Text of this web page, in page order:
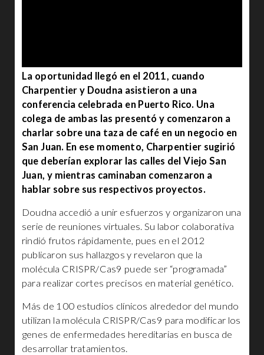
La oportunidad llegó en el 2011, cuando
Charpentier y Doudna asistieron a una
conferencia celebrada en Puerto Rico. Una
colega de ambas las presentó y comenzaron a
charlar sobre una taza de café en un negocio en
San Juan. En ese momento, Charpentier sugirió
que deberían explorar las calles del Viejo San
Juan, y mientras caminaban comenzaron a
hablar sobre sus respectivos proyectos.
Doudna accedió a unir esfuerzos y organizaron una
serie de reuniones virtuales. Su labor colaborativa
rindió frutos rápidamente, pues en el 2012
publicaron sus hallazgos y revelaron que la
molécula CRISPR/Cas9 puede ser “programada”
para realizar cortes precisos en material genético.
Más de 100 estudios clínicos alrededor del mundo
utilizan la molécula CRISPR/Cas9 para modificar los
genes de enfermedades hereditarias en busca de
desarrollar tratamientos.